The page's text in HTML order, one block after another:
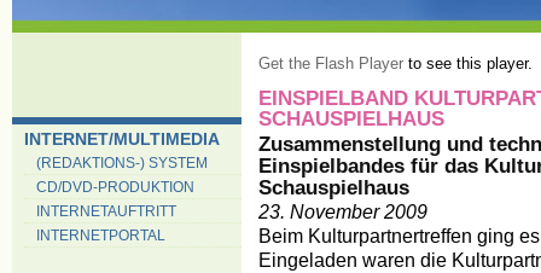
INTERNET/MULTIMEDIA
(REDAKTIONS-) SYSTEM
CD/DVD-PRODUKTION
INTERNETAUFTRITT
INTERNETPORTAL
Get the Flash Player to see this player.
EINSPIELBAND
SCHAUSPIELHAUS
Zusammenstellung und
Einspielbandes für das
Schauspielhaus
23. November 2009
Beim Kulturpartnertreffen ging
Eingeladen waren die